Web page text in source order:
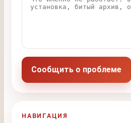
Сообщить о проблеме
НАВИГАЦИЯ